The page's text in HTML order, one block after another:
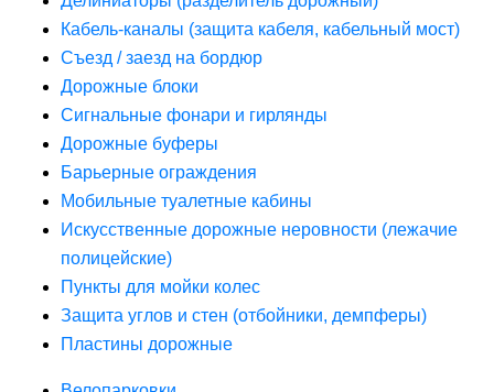
Кабель-каналы (защита кабеля, кабельный мост)
Съезд / заезд на бордюр
Дорожные блоки
Сигнальные фонари и гирлянды
Дорожные буферы
Барьерные ограждения
Мобильные туалетные кабины
Искусственные дорожные неровности (лежачие
полицейские)
Пункты для мойки колес
Защита углов и стен (отбойники, демпферы)
Пластины дорожные